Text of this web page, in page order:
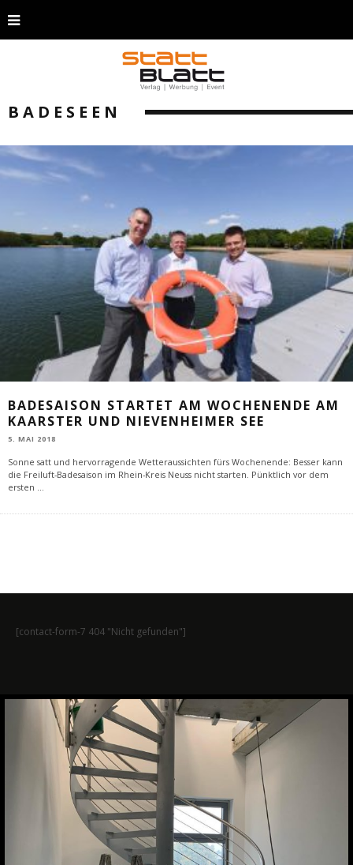
BADESEEN
BADESAISON STARTET AM WOCHENENDE AM
KAARSTER UND NIEVENHEIMER SEE
5. MAI 2018
Sonne satt und hervorragende Wetteraussichten fürs Wochenende: Besser kann
die Freiluft-Badesaison im Rhein-Kreis Neuss nicht starten. Pünktlich vor dem
ersten
[contact-form-7 404 "Nicht gefunden"]